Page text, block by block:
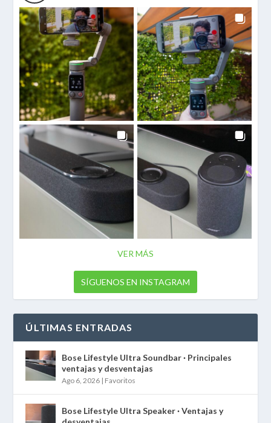
VER MÁS
SÍGUENOS EN INSTAGRAM
ÚLTIMAS ENTRADAS
Bose Lifestyle Ultra Soundbar · Principales
ventajas y desventajas
Ago 6, 2026 | Favoritos
Bose Lifestyle Ultra Speaker · Ventajas y